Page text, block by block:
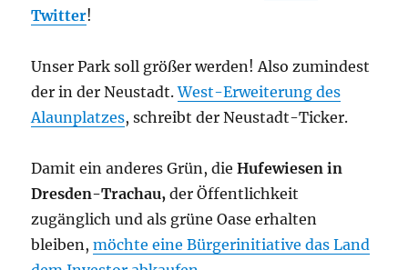
Twitter!
Unser Park soll größer werden! Also zumindest
der in der Neustadt.West-Erweiterung des
Alaunplatzes, schreibt der Neustadt-Ticker.
Damit ein anderes Grün, dieHufewiesen in
Dresden-Trachau, der Öffentlichkeit
zugänglich und als grüne Oase erhalten
bleiben,möchte eine Bürgerinitiative das Land